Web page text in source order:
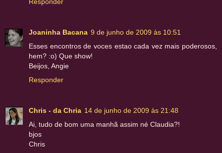
Joaninha Bacana 9 de junho de 2009 às 10:51
Esses encontros de voces estao cada vez mais poderosos,
hem? :o) Que show!
Beijos, Angie
Responder
Chris - da Chria 14 de junho de 2009 às 21:48
Ai, tudo de bom uma manhã assim né Claudia?!
bjos
Chris